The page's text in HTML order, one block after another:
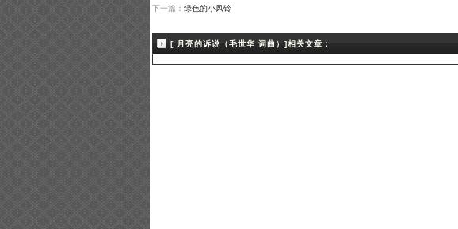
下一篇： 绿色的小风铃
[ 月亮的诉说（毛世华 词曲）]相关文章：